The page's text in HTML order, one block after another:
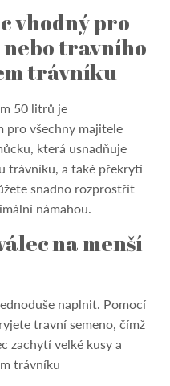
vhodný pro
travního
trávníku
50 litrů je
pro všechny majitele
která usnadňuje
trávníku, a také překrytí
snadno rozprostřít
námahou.
na menší
naplnit. Pomocí
travní semeno, čímž
zachytí velké kusy a
trávníku